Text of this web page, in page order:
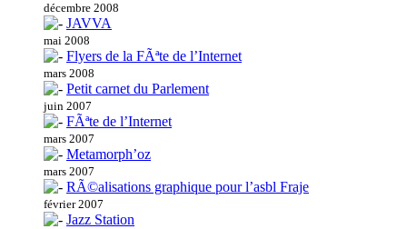
décembre 2008
JAVVA
mai 2008
Flyers de la FÃªte de l’Internet
mars 2008
Petit carnet du Parlement
juin 2007
FÃªte de l’Internet
mars 2007
Metamorph’oz
mars 2007
RÃ©alisations graphique pour l’asbl Fraje
février 2007
Jazz Station